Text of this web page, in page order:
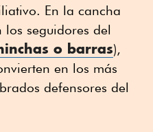
En la cancha
seguidores del
o barras),
en los más
defensores del